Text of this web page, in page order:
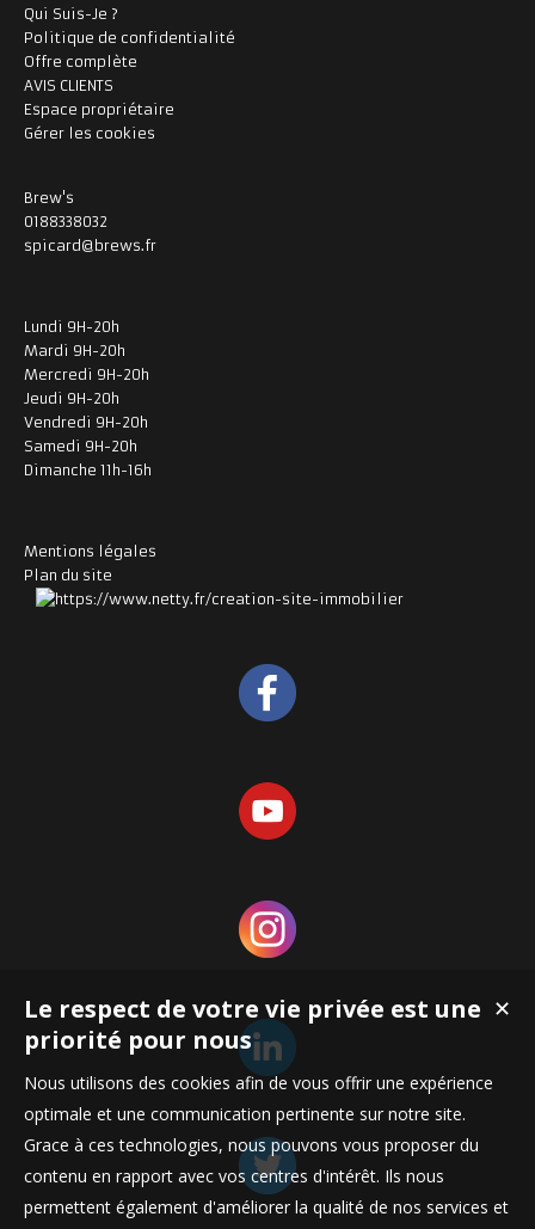
Qui Suis-Je ?
Politique de confidentialité
Offre complète
AVIS CLIENTS
Espace propriétaire
Gérer les cookies
Brew's
0188338032
spicard@brews.fr
Lundi 9H-20h
Mardi 9H-20h
Mercredi 9H-20h
Jeudi 9H-20h
Vendredi 9H-20h
Samedi 9H-20h
Dimanche 11h-16h
Mentions légales
Plan du site
✕
Le respect de votre vie privée est une
priorité pour nous
Nous utilisons des cookies afin de vous offrir une expérience
optimale et une communication pertinente sur notre site.
Grace à ces technologies, nous pouvons vous proposer du
contenu en rapport avec vos centres d'intérêt. Ils nous
permettent également d'améliorer la qualité de nos services et